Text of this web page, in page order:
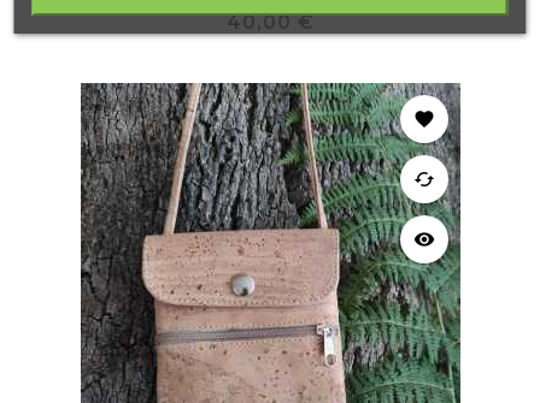
40,00 €Prix
favorite
cached
visibility